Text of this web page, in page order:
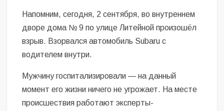
Напомним, сегодня, 2 сентября, во внутреннем
дворе дома № 9 по улице Литейной произошёл
взрыв. Взорвался автомобиль Subaru с
водителем внутри.
Мужчину госпитализировали — на данный
момент его жизни ничего не угрожает. На месте
происшествия работают эксперты-